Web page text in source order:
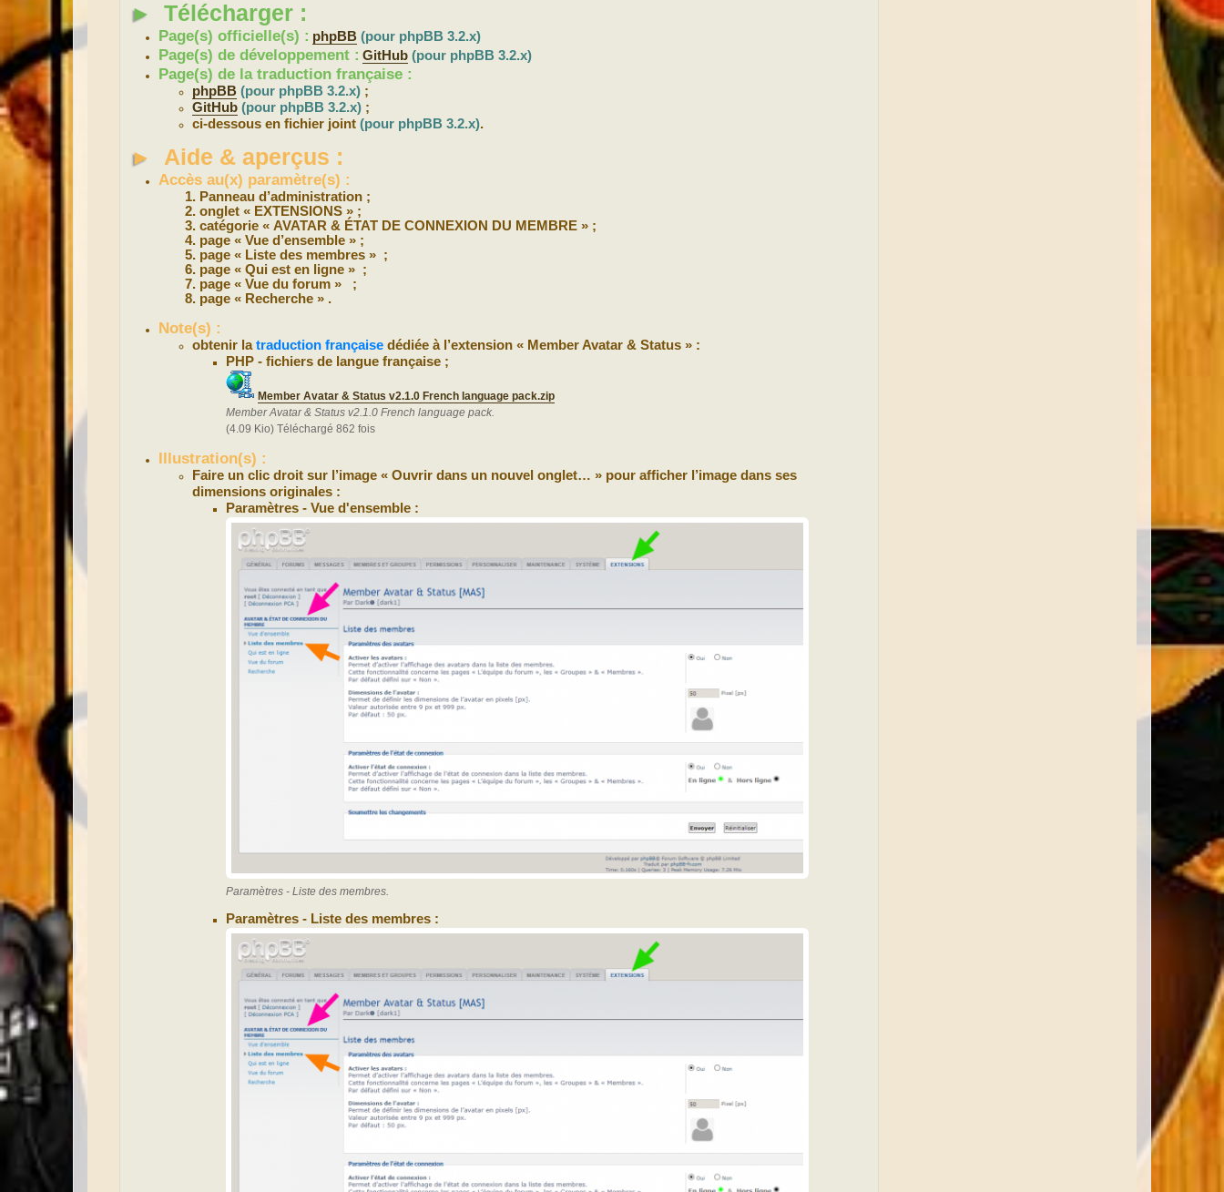
► Télécharger :
Page(s) officielle(s) : phpBB (pour phpBB 3.2.x)
Page(s) de développement : GitHub (pour phpBB 3.2.x)
Page(s) de la traduction française :
phpBB (pour phpBB 3.2.x) ;
GitHub (pour phpBB 3.2.x) ;
ci-dessous en fichier joint(pour phpBB 3.2.x).
► Aide & aperçus :
Accès au(x) paramètre(s) :
Panneau d’administration ;
onglet « EXTENSIONS » ;
catégorie « AVATAR & ÉTAT DE CONNEXION DU MEMBRE » ;
page « Vue d’ensemble » ;
page « Liste des membres » ;
page « Qui est en ligne » ;
page « Vue du forum » ;
page « Recherche » .
Note(s) :
obtenir latraduction française dédiée à l’extension « Member Avatar & Status » :
PHP - fichiers de langue française ;
Member Avatar & Status v2.1.0 French language pack.zip
Member Avatar & Status v2.1.0 French language pack.
(4.09 Kio) Téléchargé 862 fois
Illustration(s) :
Faire un clic droit sur l’image « Ouvrir dans un nouvel onglet… » pour afficher l’image dans ses
dimensions originales :
Paramètres - Vue d'ensemble :
Paramètres - Liste des membres.
Paramètres - Liste des membres :